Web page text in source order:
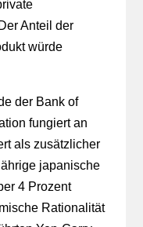
Anteil der
würde
der Bank of
fungiert an
als zusätzlicher
japanische
4 Prozent
Rationalität